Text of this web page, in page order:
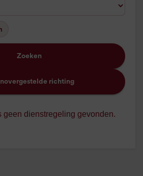
Zoeken
richting
geen dienstregeling gevonden.